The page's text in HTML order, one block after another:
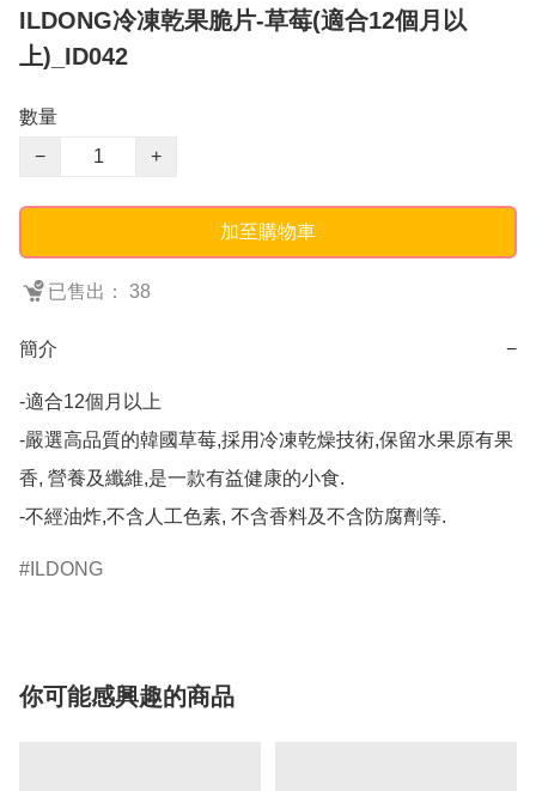
ILDONG冷凍乾果脆片-草莓(適合12個月以
上)_ID042
數量
−
+
加至購物車
已售出： 38
簡介 −
-適合12個月以上
-嚴選高品質的韓國草莓,採用冷凍乾燥技術,保留水果原有果
香, 營養及纖維,是一款有益健康的小食.
-不經油炸,不含人工色素, 不含香料及不含防腐劑等.
ILDONG
你可能感興趣的商品